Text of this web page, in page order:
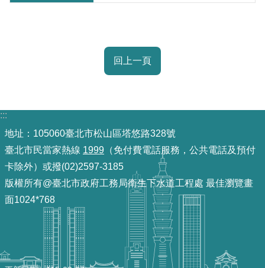
地
為
民
服
站
回上一頁
:::
地址：105060臺北市松山區塔悠路328號
臺北市民當家熱線 1999 （免付費電話服務，公共電話及預付
卡除外）或撥(02)2597-3185
版權所有@臺北市政府工務局衛生下水道工程處 最佳瀏覽畫
面1024*768